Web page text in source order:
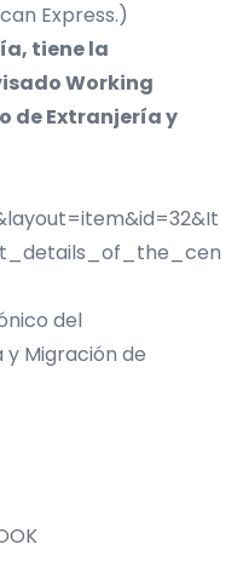
Express.)
tiene la
Working
de Extranjería y
del
Migración de